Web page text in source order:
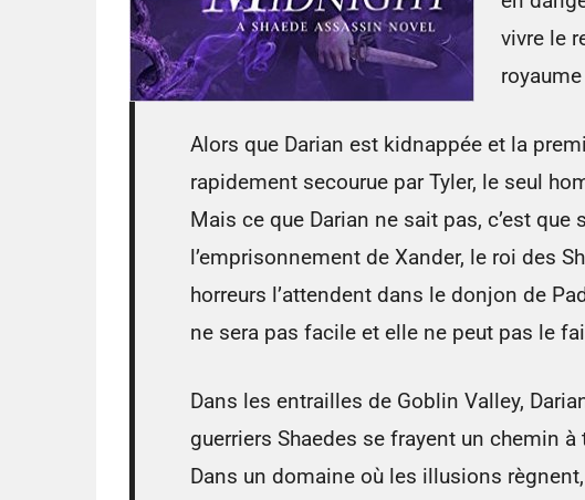
vivre le
Alors que Darian est kidnappée et la
rapidement secourue par Tyler, le seul
Mais ce que Darian ne sait pas, c’est que
l’emprisonnement de Xander, le roi des
horreurs l’attendent dans le donjon de
ne sera pas facile et elle ne peut pas le
Dans les entrailles de Goblin Valley,
guerriers Shaedes se frayent un chemin
Dans un domaine où les illusions